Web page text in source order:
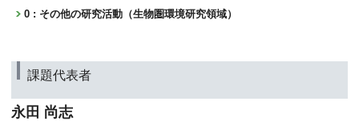
0 : その他の研究活動（生物圏環境研究領域）
課題代表者
永田 尚志